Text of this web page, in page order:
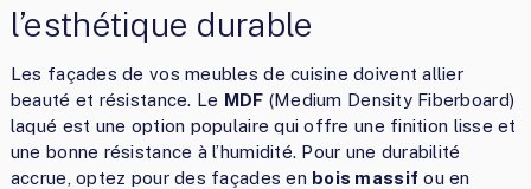
l’esthétique durable
Les façades de vos meubles de cuisine doivent allier
beauté et résistance. Le MDF (Medium Density Fiberboard)
laqué est une option populaire qui offre une finition lisse et
une bonne résistance à l’humidité. Pour une durabilité
accrue, optez pour des façades en bois massif ou en